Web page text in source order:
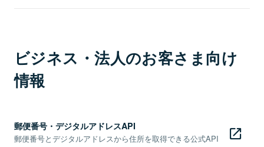
ビジネス・法人のお客さま向け
情報
郵便番号・デジタルアドレスAPI
郵便番号とデジタルアドレスから住所を取得できる公式API